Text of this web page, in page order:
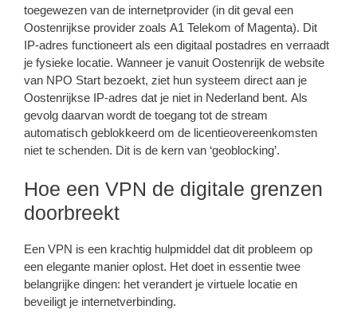
toegewezen van de internetprovider (in dit geval een
Oostenrijkse provider zoals A1 Telekom of Magenta). Dit
IP-adres functioneert als een digitaal postadres en verraadt
je fysieke locatie. Wanneer je vanuit Oostenrijk de website
van NPO Start bezoekt, ziet hun systeem direct aan je
Oostenrijkse IP-adres dat je niet in Nederland bent. Als
gevolg daarvan wordt de toegang tot de stream
automatisch geblokkeerd om de licentieovereenkomsten
niet te schenden. Dit is de kern van ‘geoblocking’.
Hoe een VPN de digitale grenzen
doorbreekt
Een VPN is een krachtig hulpmiddel dat dit probleem op
een elegante manier oplost. Het doet in essentie twee
belangrijke dingen: het verandert je virtuele locatie en
beveiligt je internetverbinding.